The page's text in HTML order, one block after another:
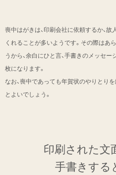
喪中はがきは、印刷会社に依頼するか、
くれることが多いようです。その際はあ
うから、余白にひと言、手書きのメッセ
枚になります。
なお、喪中であっても年賀状のやりとり
とよいでしょう。
印刷された文
手書きする